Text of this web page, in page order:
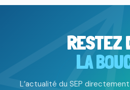
RESTEZ
LA
L’actualité du SEP